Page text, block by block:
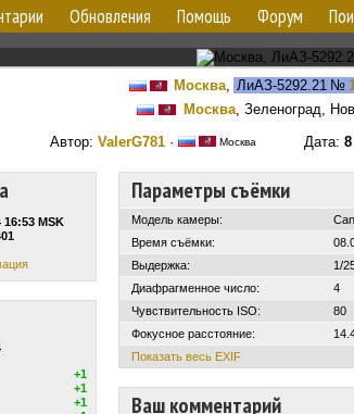
Обновления Помощь Форум
Москва, ЛиАЗ-5292.21 №
Москва, Зеленоград,
Автор: ValerG781· МоскваДата:
16:53 MSK
+1
+1
+1
Параметры съёмки
Модель камеры:
Время съёмки:
Выдержка:
1/
Диафрагменное число:
4
Чувствительность ISO:
80
Фокусное расстояние:
Показать весь EXIF
Ваш комментарий